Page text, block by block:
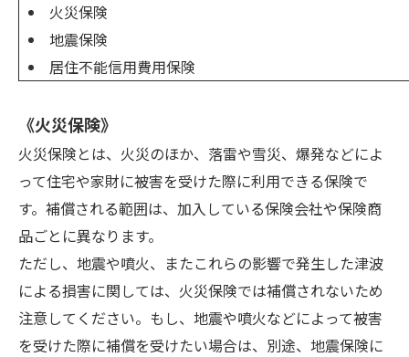
火災保険
地震保険
居住不能信用費用保険
《火災保険》
火災保険とは、火災のほか、落雷や雪災、爆発などによ
って住宅や家財に被害を受けた際に利用できる保険で
す。補償される範囲は、加入している保険会社や保険商
品ごとに異なります。
ただし、地震や噴火、またこれらの影響で発生した津波
による損害に関しては、火災保険では補償されないため
注意してください。もし、地震や噴火などによって被害
を受けた際に補償を受けたい場合は、別途、地震保険に